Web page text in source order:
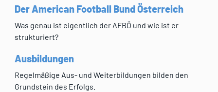
Der American Football Bund Österreich
Was genau ist eigentlich der AFBÖ und wie ist er
strukturiert?
Ausbildungen
Regelmäßige Aus- und Weiterbildungen bilden den
Grundstein des Erfolgs.